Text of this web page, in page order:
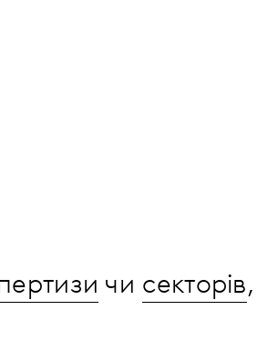
чи секторів,